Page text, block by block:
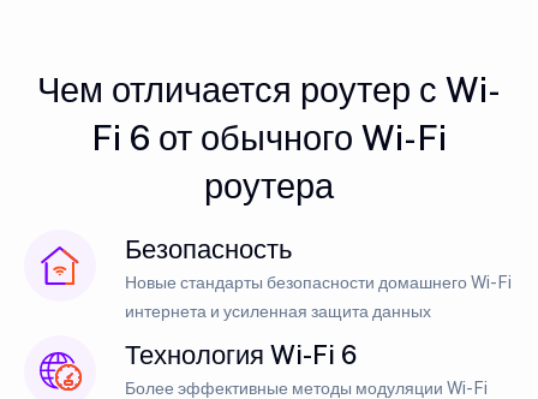
Чем отличается роутер с Wi-
Fi 6 от обычного Wi-Fi
роутера
Безопасность
Новые стандарты безопасности домашнего Wi-Fi
интернета и усиленная защита данных
Технология Wi-Fi 6
Более эффективные методы модуляции Wi-Fi